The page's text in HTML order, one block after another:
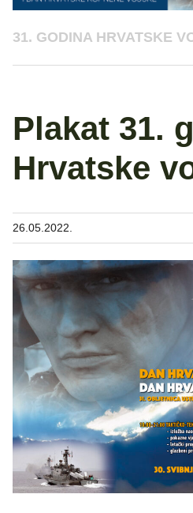
31. GODINA HRVATSKE
Plakat 31.
Hrvatske
26.05.2022.